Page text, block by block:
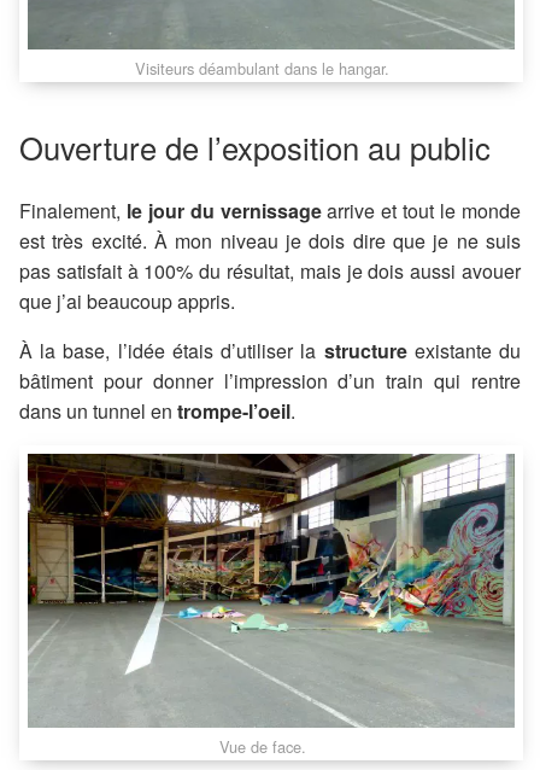
Visiteurs déambulant dans le hangar.
Ouverture de l’exposition au public
Finalement, le jour du vernissagearrive et tout le monde
est très excité. À mon niveau je dois dire que je ne suis
pas satisfait à 100% du résultat, mais je dois aussi avouer
que j’ai beaucoup appris.
À la base, l’idée étais d’utiliser la structureexistante du
bâtiment pour donner l’impression d’un train qui rentre
dans un tunnel en trompe-l’oeil.
Vue de face.